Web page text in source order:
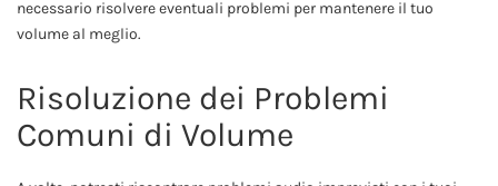
necessario risolvere eventuali problemi per mantenere il tuo
volume al meglio.
Risoluzione dei Problemi
Comuni di Volume